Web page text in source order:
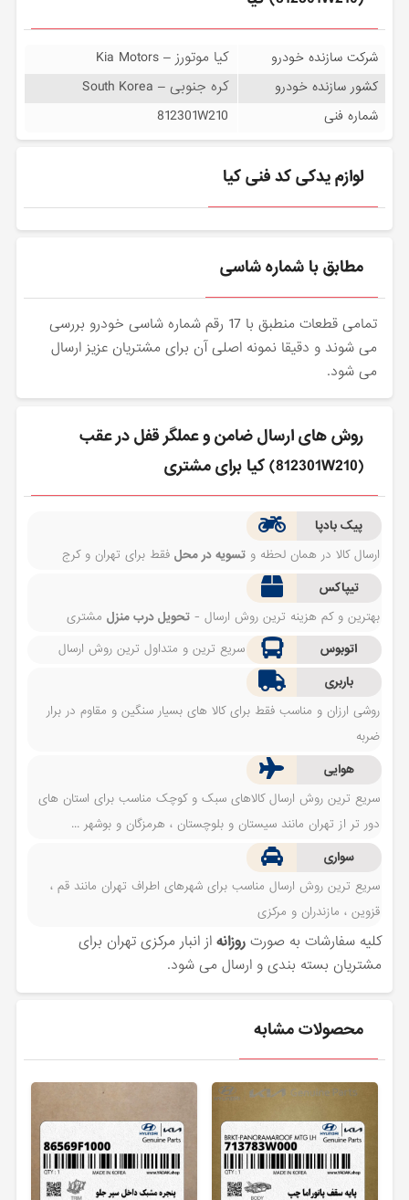
شرکت سازنده خودرو کیا موتورز – Kia Motors
کشور سازنده خودرو کره جنوبی – South Korea
شماره فنی 812301W210
لوازم یدکی کد فنی کیا
مطابق با شماره شاسی
تمامی قطعات منطبق با 17 رقم شماره شاسی خودرو بررسی
می شوند و دقیقا نمونه اصلی آن برای مشتریان عزیز ارسال
می شود.
روش های ارسال ضامن و عملگر قفل در عقب
(812301W210) کیا برای مشتری
پیک بادپا
ارسال کالا در همان لحظه وتسویه در محل فقط برای تهران و کرج
تیپاکس
بهترین و کم هزینه ترین روش ارسال -تحویل درب منزل مشتری
اتوبوس
سریع ترین و متداول ترین روش ارسال
باربری
روشی ارزان و مناسب فقط برای کالا های بسیار سنگین و مقاوم در برار
ضربه
هوایی
سریع ترین روش ارسال کالاهای سبک و کوچک مناسب برای استان های
دور تر از تهران مانند سیستان و بلوچستان ، هرمزگان و بوشهر ...
سواری
سریع ترین روش ارسال مناسب برای شهرهای اطراف تهران مانند قم ،
قزوین ، مازندران و مرکزی
کلیه سفارشات به صورتروزانه از انبار مرکزی تهران برای
مشتریان بسته بندی و ارسال می شود.
محصولات مشابه